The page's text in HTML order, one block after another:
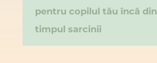
pentru copilul tău încă din
timpul sarcinii